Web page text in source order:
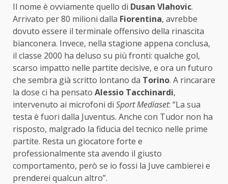
Il nome è ovviamente quello di Dusan Vlahovic.
Arrivato per 80 milioni dalla Fiorentina, avrebbe
dovuto essere il terminale offensivo della rinascita
bianconera. Invece, nella stagione appena conclusa,
il classe 2000 ha deluso su più fronti: qualche gol,
scarso impatto nelle partite decisive, e ora un futuro
che sembra già scritto lontano da Torino. A rincarare
la dose ci ha pensato Alessio Tacchinardi,
intervenuto ai microfoni di Sport Mediaset: “La sua
testa è fuori dalla Juventus. Anche con Tudor non ha
risposto, malgrado la fiducia del tecnico nelle prime
partite. Resta un giocatore forte e
professionalmente sta avendo il giusto
comportamento, però se io fossi la Juve cambierei e
prenderei qualcun altro”.